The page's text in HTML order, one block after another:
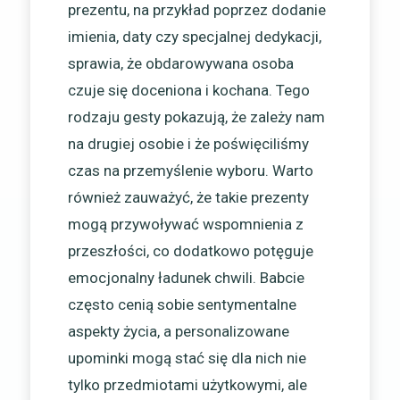
prezentu, na przykład poprzez dodanie
imienia, daty czy specjalnej dedykacji,
sprawia, że obdarowywana osoba
czuje się doceniona i kochana. Tego
rodzaju gesty pokazują, że zależy nam
na drugiej osobie i że poświęciliśmy
czas na przemyślenie wyboru. Warto
również zauważyć, że takie prezenty
mogą przywoływać wspomnienia z
przeszłości, co dodatkowo potęguje
emocjonalny ładunek chwili. Babcie
często cenią sobie sentymentalne
aspekty życia, a personalizowane
upominki mogą stać się dla nich nie
tylko przedmiotami użytkowymi, ale